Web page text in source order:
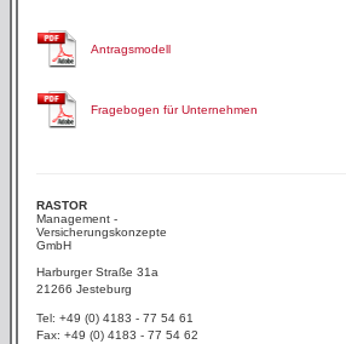
Antragsmodell
Fragebogen für Unternehmen
RASTOR
Management -
Versicherungskonzepte
GmbH
Harburger Straße 31a
21266 Jesteburg
Tel: +49 (0) 4183 - 77 54 61
Fax: +49 (0) 4183 - 77 54 62